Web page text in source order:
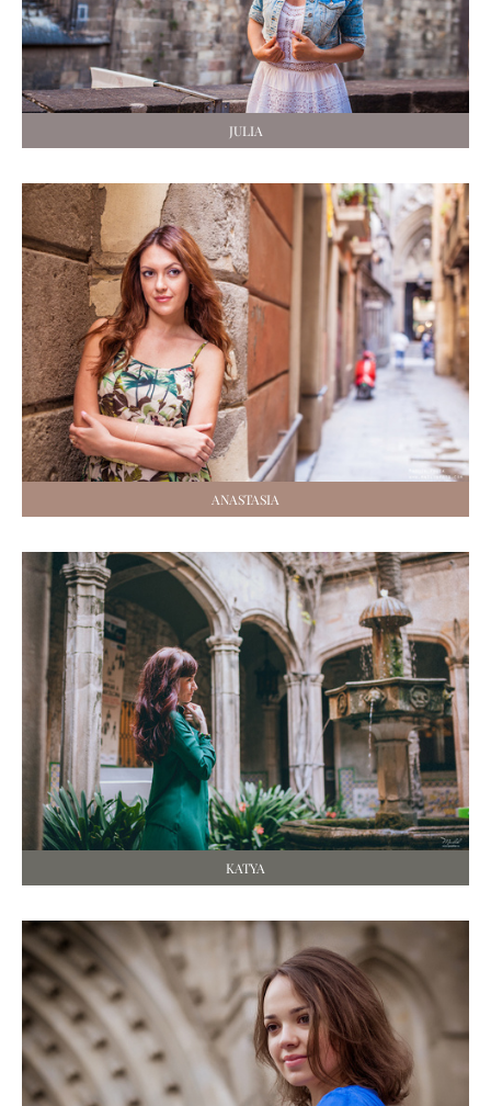
JULIA
ANASTASIA
KATYA